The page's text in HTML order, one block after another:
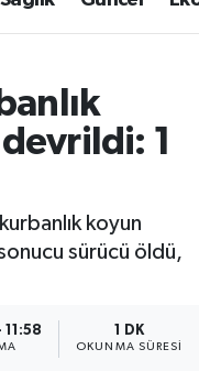
1
koyun
sürücü öldü,
1 DK
OKUNMA SÜRESI